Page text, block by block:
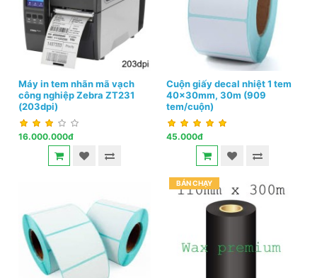
Máy in tem nhãn mã vạch
công nghiệp Zebra ZT231
(203dpi)
16.000.000đ
Cuộn giấy decal nhiệt 1 tem
40x30mm, 30m (909
tem/cuộn)
45.000đ
BÁN CHẠY